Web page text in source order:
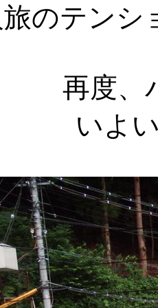
のテンシ
再度、
いよ